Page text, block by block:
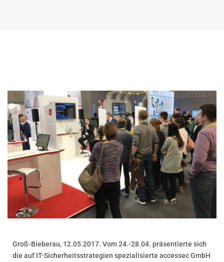
Groß-Bieberau, 12.05.2017. Vom 24.-28.04. präsentierte sich
die auf IT-Sicherheitsstrategien spezialisierte accessec GmbH